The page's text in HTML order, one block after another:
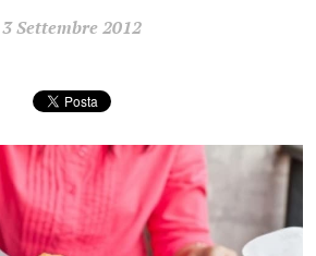
3 Settembre 2012